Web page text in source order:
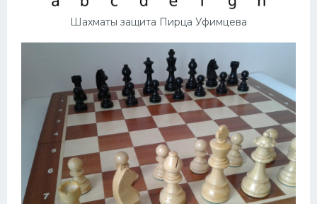
Шахматы защита Пирца Уфимцева